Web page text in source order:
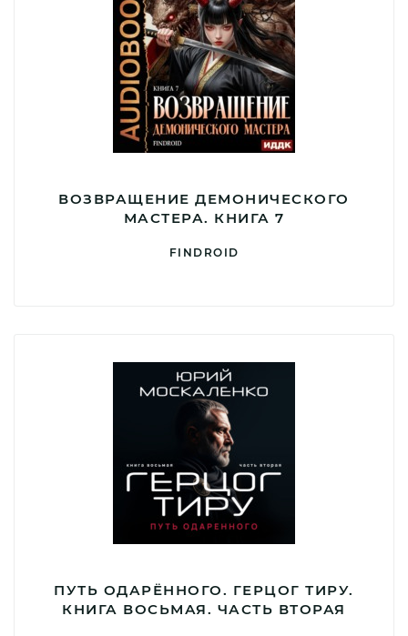
ВОЗВРАЩЕНИЕ ДЕМОНИЧЕСКОГО
МАСТЕРА. КНИГА 7
FINDROID
ПУТЬ ОДАРЁННОГО. ГЕРЦОГ ТИРУ.
КНИГА ВОСЬМАЯ. ЧАСТЬ ВТОРАЯ